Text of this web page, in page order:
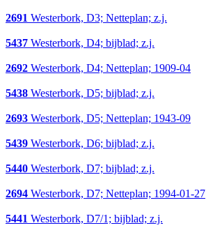
2691 Westerbork, D3; Netteplan; z.j.
5437 Westerbork, D4; bijblad; z.j.
2692 Westerbork, D4; Netteplan; 1909-04
5438 Westerbork, D5; bijblad; z.j.
2693 Westerbork, D5; Netteplan; 1943-09
5439 Westerbork, D6; bijblad; z.j.
5440 Westerbork, D7; bijblad; z.j.
2694 Westerbork, D7; Netteplan; 1994-01-27
5441 Westerbork, D7/1; bijblad; z.j.